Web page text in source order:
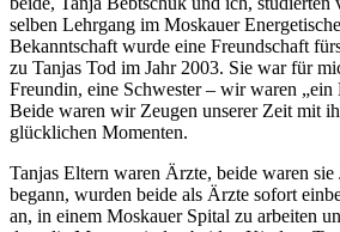
selben Lehrgang im Moskauer
Bekanntschaft wurde eine Freundschaft
zu Tanjas Tod im Jahr 2003. Sie war für
Freundin, eine Schwester – wir waren
ein
Beide waren wir Zeugen unserer Zeit mit
glücklichen Momenten.
Tanjas Eltern waren Ärzte, beide waren
begann, wurden beide als Ärzte sofort
an, in einem Moskauer Spital zu arbeiten